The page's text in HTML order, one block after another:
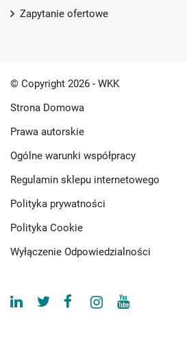
Zapytanie ofertowe
© Copyright 2026 - WKK
Strona Domowa
Prawa autorskie
Ogólne warunki współpracy
Regulamin sklepu internetowego
Polityka prywatności
Polityka Cookie
Wyłączenie Odpowiedzialności